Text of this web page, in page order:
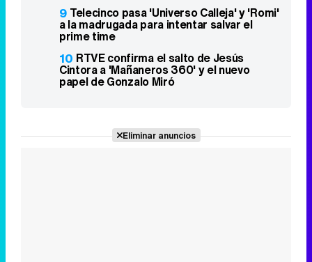
9 Telecinco pasa 'Universo Calleja' y 'Romi'
a la madrugada para intentar salvar el
prime time
10 RTVE confirma el salto de Jesús
Cintora a 'Mañaneros 360' y el nuevo
papel de Gonzalo Miró
Eliminar anuncios